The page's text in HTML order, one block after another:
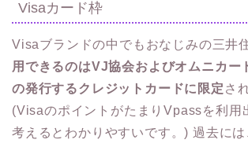
Visaカード枠
Visaブランドの中でもおなじみの三井
用できるのはVJ協会およびオムニカー
の発行するクレジットカードに限定 さ
(VisaのポイントがたまりVpassを利用
考えるとわかりやすいです。) 過去に